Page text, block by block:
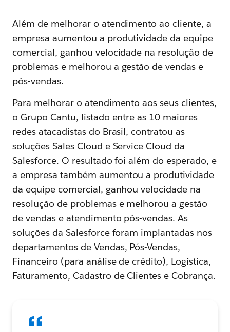
Além de melhorar o atendimento ao cliente, a
empresa aumentou a produtividade da equipe
comercial, ganhou velocidade na resolução de
problemas e melhorou a gestão de vendas e
pós-vendas.
Para melhorar o atendimento aos seus clientes,
o Grupo Cantu, listado entre as 10 maiores
redes atacadistas do Brasil, contratou as
soluções Sales Cloud e Service Cloud da
Salesforce. O resultado foi além do esperado, e
a empresa também aumentou a produtividade
da equipe comercial, ganhou velocidade na
resolução de problemas e melhorou a gestão
de vendas e atendimento pós-vendas. As
soluções da Salesforce foram implantadas nos
departamentos de Vendas, Pós-Vendas,
Financeiro (para análise de crédito), Logística,
Faturamento, Cadastro de Clientes e Cobrança.